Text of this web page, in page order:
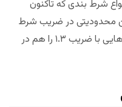
شرط بندی که تاکنون
محدودیتی در ضریب شرط
بندی ندارد. بنابراین آزاد هستید گزینه‌هایی با ضریب ۱.۳ را هم در